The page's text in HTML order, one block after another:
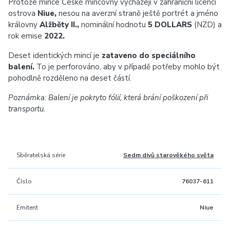
Protože mince České mincovny vycházejí v zahraniční licenci
ostrova Niue, nesou na averzní straně ještě portrét a jméno
královny Alžběty II., nominální hodnotu 5 DOLLARS (NZD) a
rok emise 2022.
Deset identických mincí je zataveno do speciálního
balení. To je perforováno, aby v případě potřeby mohlo být
pohodlně rozděleno na deset částí.
Poznámka: Balení je pokryto fólií, která brání poškození při
transportu.
Sběratelská série Sedm divů starověkého světa
Číslo 76037-611
Emitent Niue